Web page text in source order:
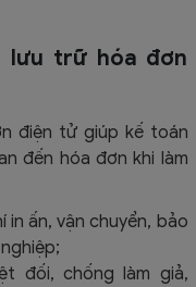
lưu trữ hóa đơn
điện tử giúp kế toán
đến hóa đơn khi làm
in ấn, vận chuyển, bảo
đối, chống làm giả,